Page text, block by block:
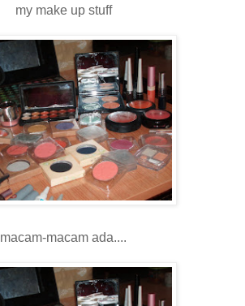
my make up stuff
macam-macam ada....